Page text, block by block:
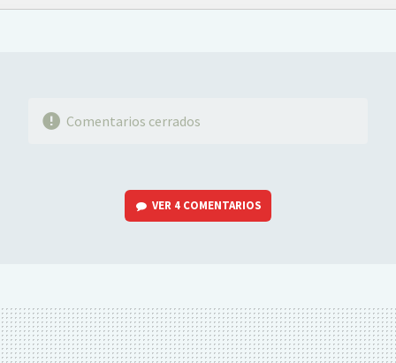
FACEBOOKTWITTERFLIPBOARD
E-
WHATSAPP
Comentarios cerrados
VER 4 COMENTARIOS